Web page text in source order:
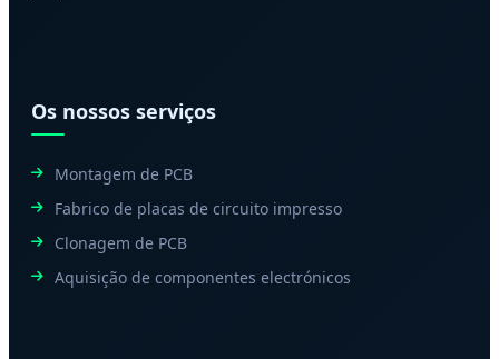
Os nossos serviços
Montagem de PCB
Fabrico de placas de circuito impresso
Clonagem de PCB
Aquisição de componentes electrónicos